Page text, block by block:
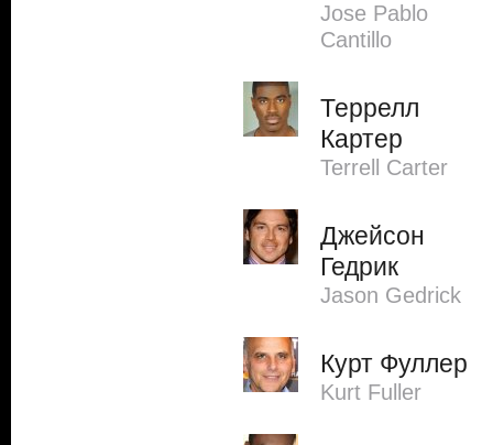
Jose Pablo
Cantillo
Террелл
Картер
Terrell Carter
Джейсон
Гедрик
Jason Gedrick
Курт Фуллер
Kurt Fuller